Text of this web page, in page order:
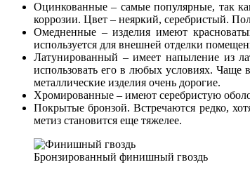
Оцинкованные – самые популярные, так
коррозии. Цвет – неяркий, серебристый.
Омедненные – изделия имеют
используется для внешней отделки
Латунированный – имеет напыление из
использовать его в любых условиях. Чаще
металлические изделия очень дорогие.
Хромированные – имеют серебристую
Покрытые бронзой. Встречаются редко,
метиз становится еще тяжелее.
Бронзированный финишный гвоздь